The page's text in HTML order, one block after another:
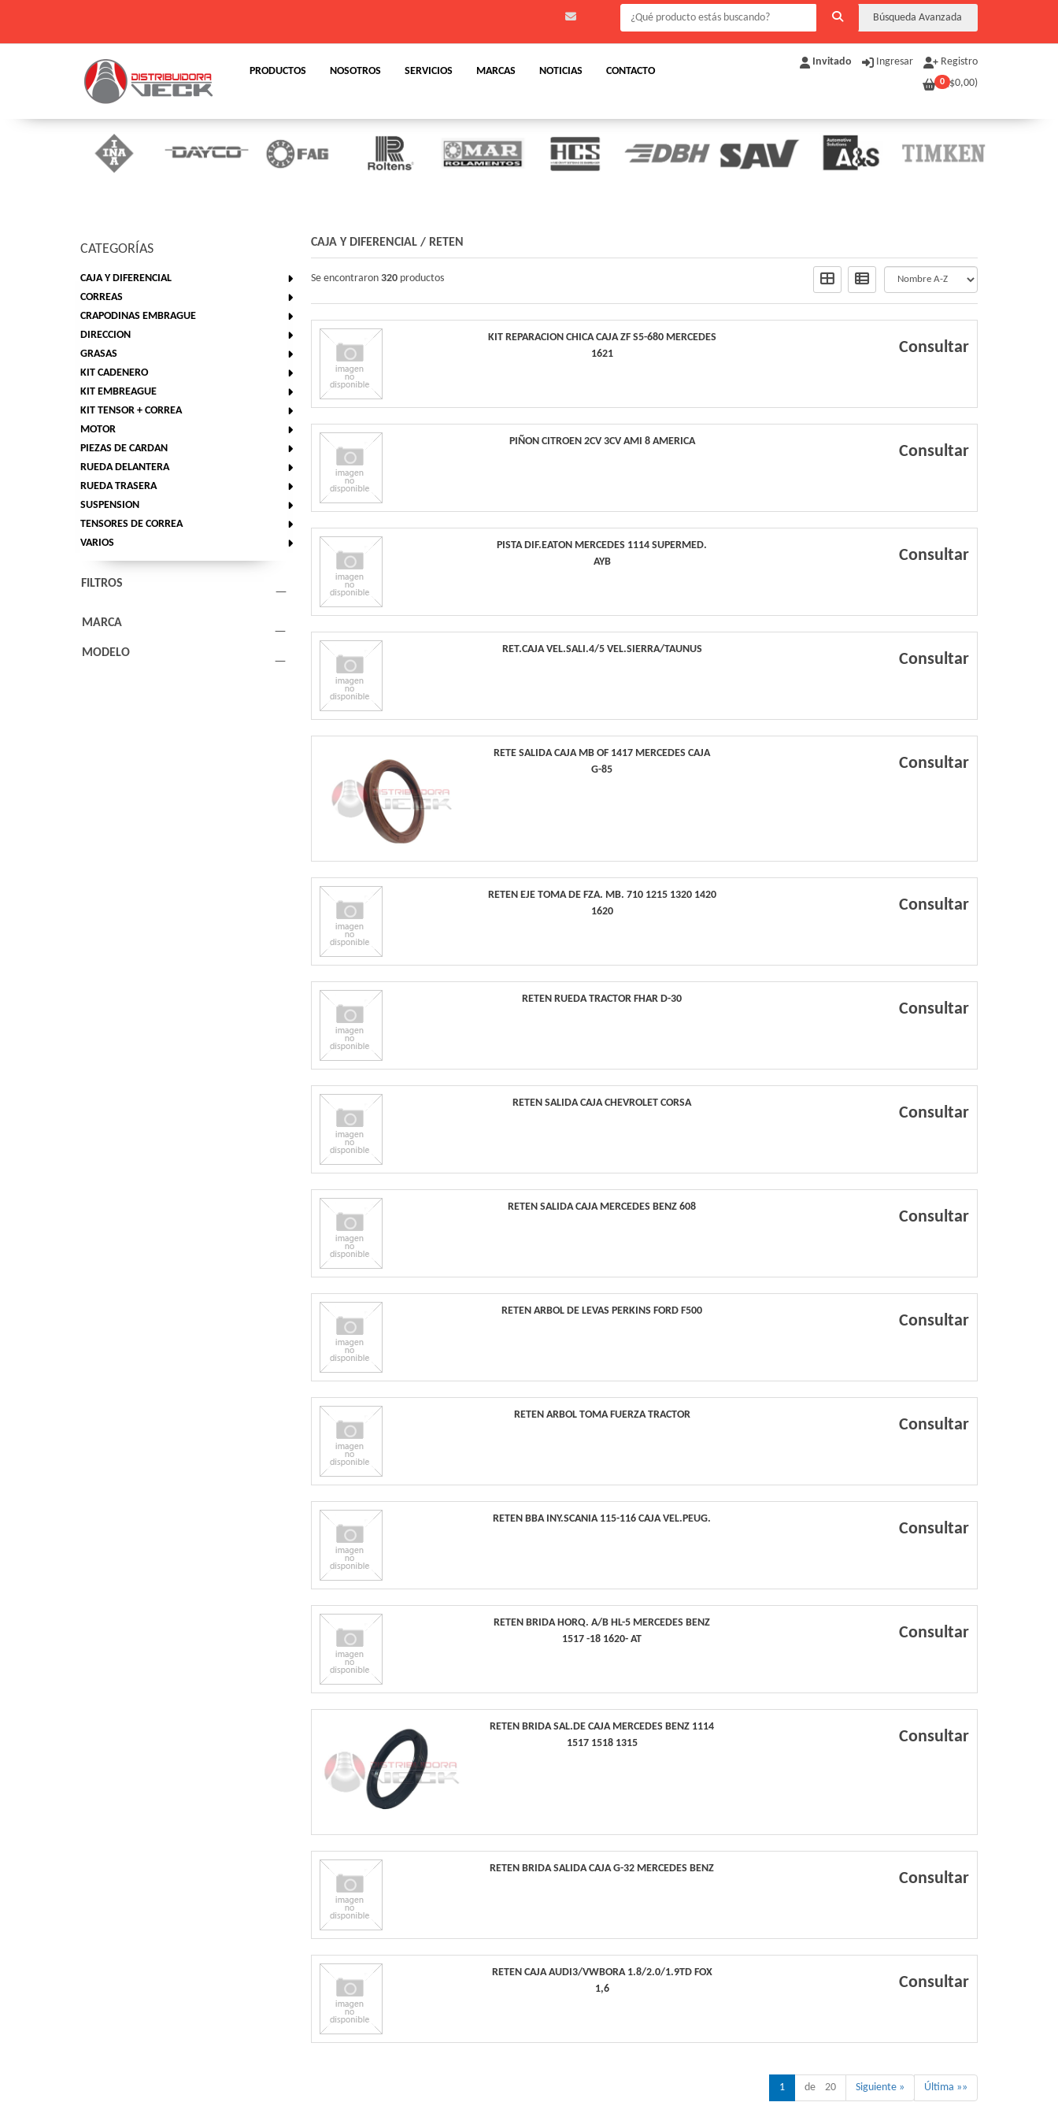
Búsqueda Avanzada
Invitado Ingresar Registro
0 ($0,00)
PRODUCTOS NOSOTROS SERVICIOS MARCAS NOTICIAS CONTACTO
CATEGORÍAS
CAJA Y DIFERENCIAL
CORREAS
CRAPODINAS EMBRAGUE
DIRECCION
GRASAS
KIT CADENERO
KIT EMBREAGUE
KIT TENSOR + CORREA
MOTOR
PIEZAS DE CARDAN
RUEDA DELANTERA
RUEDA TRASERA
SUSPENSION
TENSORES DE CORREA
VARIOS
FILTROS
MARCA
MODELO
CAJA Y DIFERENCIAL/ RETEN
Se encontraron 320 productos
KIT REPARACION CHICA CAJA ZF S5-680 MERCEDES
1621
Consultar
PIÑON CITROEN 2CV 3CV AMI 8 AMERICA
Consultar
PISTA DIF.EATON MERCEDES 1114 SUPERMED.
AYB
Consultar
RET.CAJA VEL.SALI.4/5 VEL.SIERRA/TAUNUS
Consultar
RETE SALIDA CAJA MB OF 1417 MERCEDES CAJA
G-85
Consultar
RETEN EJE TOMA DE FZA. MB. 710 1215 1320 1420
1620
Consultar
RETEN RUEDA TRACTOR FHAR D-30
Consultar
RETEN SALIDA CAJA CHEVROLET CORSA
Consultar
RETEN SALIDA CAJA MERCEDES BENZ 608
Consultar
RETEN ARBOL DE LEVAS PERKINS FORD F500
Consultar
RETEN ARBOL TOMA FUERZA TRACTOR
Consultar
RETEN BBA INY.SCANIA 115-116 CAJA VEL.PEUG.
Consultar
RETEN BRIDA HORQ. A/B HL-5 MERCEDES BENZ
1517 -18 1620- AT
Consultar
RETEN BRIDA SAL.DE CAJA MERCEDES BENZ 1114
1517 1518 1315
Consultar
RETEN BRIDA SALIDA CAJA G-32 MERCEDES BENZ
Consultar
RETEN CAJA AUDI3/VWBORA 1.8/2.0/1.9TD FOX
1,6
Consultar
1 de 20 Siguiente » Última »»